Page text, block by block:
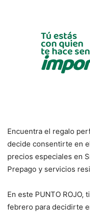
Encuentra el regalo
decide consentirte en
precios especiales en
Prepago y servicios
En este PUNTO ROJO,
febrero para decidirte